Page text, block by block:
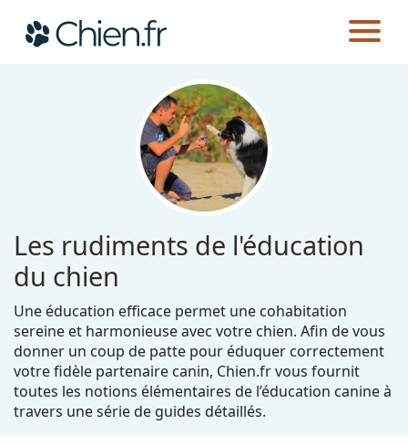
Actualités
Races
Guides
CHIEN.FR GUIDES ÉDUCATION
Les rudiments de l'éducation
du chien
Une éducation efficace permet une cohabitation
sereine et harmonieuse avec votre chien. Afin de vous
donner un coup de patte pour éduquer correctement
votre fidèle partenaire canin, Chien.fr vous fournit
toutes les notions élémentaires de l’éducation canine à
travers une série de guides détaillés.